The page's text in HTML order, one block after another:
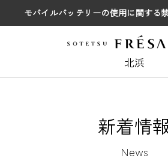
モバイルバッテリーの使用に関する
北浜
新着情
News